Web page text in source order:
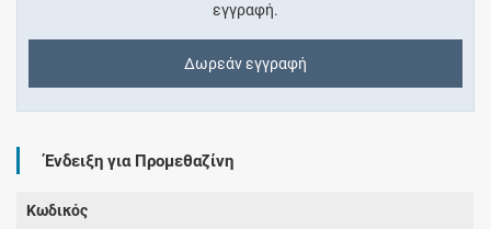
εγγραφή.
Δωρεάν εγγραφή
Ένδειξη για Προμεθαζίνη
Κωδικός